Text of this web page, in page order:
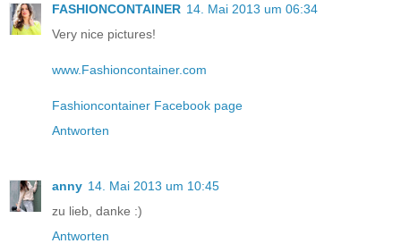
FASHIONCONTAINER 14. Mai 2013 um 06:34
Very nice pictures!
www.Fashioncontainer.com
Fashioncontainer Facebook page
Antworten
anny 14. Mai 2013 um 10:45
zu lieb, danke :)
Antworten